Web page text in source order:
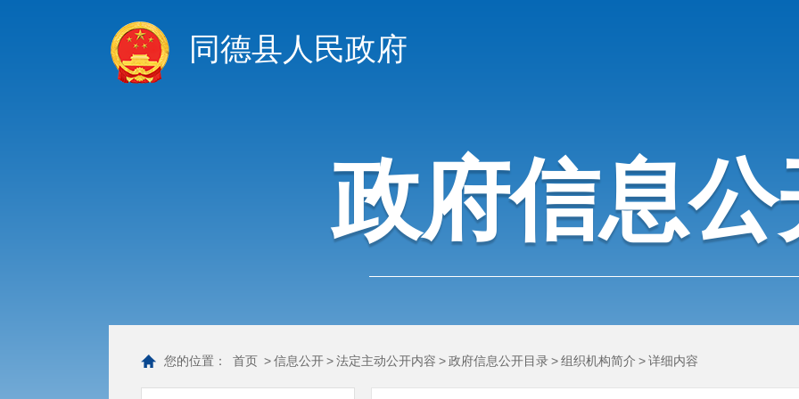
同德县人民政府
政府信息公
您的位置： 首页 >信息公开>法定主动公开内容 >政府信息公开目录>组织机构简介 >详细内容